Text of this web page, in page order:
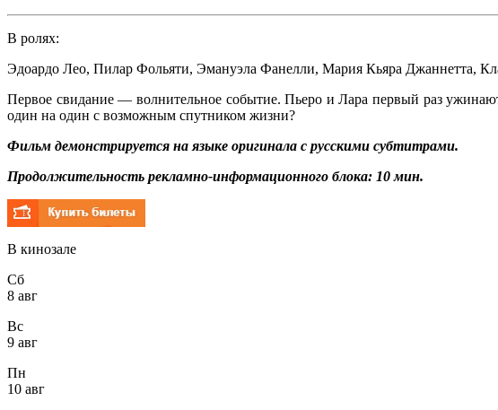
В ролях:
Эдоардо Лео, Пилар Фольяти, Эмануэла Фанелли, Мария Кьяра Джаннетта,
Первое свидание –– волнительное событие. Пьеро и Лара первый раз
один на один с возможным спутником жизни?
Фильм демонстрируется на языке оригинала с русскими субтитрами.
Продолжительность рекламно-информационного блока: 10 мин.
В кинозале
Сб
8 авг
Вс
9 авг
Пн
10 авг